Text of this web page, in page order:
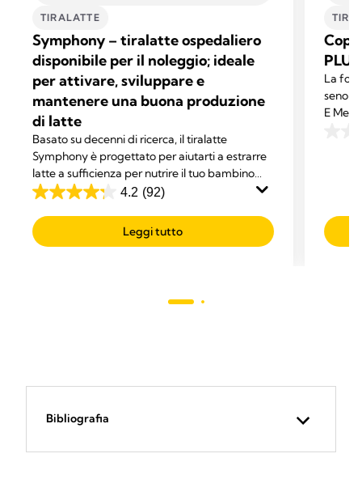
TIRALATTE
Symphony – tiralatte ospedaliero
disponibile per il noleggio; ideale
per attivare, sviluppare e
mantenere una buona produzione
di latte
Basato su decenni di ricerca, il tiralatte
Symphony è progettato per aiutarti a estrarre
latte a sufficienza per nutrire il tuo bambino
esclusivamente con latte umano.
4.2 (92)
4.2
su
5
Leggi tutto
PLUS
La
seno
E
Bibliografia